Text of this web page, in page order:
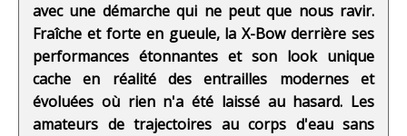
avec une démarche qui ne peut que nous ravir.
Fraîche et forte en gueule, la X-Bow derrière ses
performances étonnantes et son look unique
cache en réalité des entrailles modernes et
évoluées où rien n'a été laissé au hasard. Les
amateurs de trajectoires au corps d'eau sans